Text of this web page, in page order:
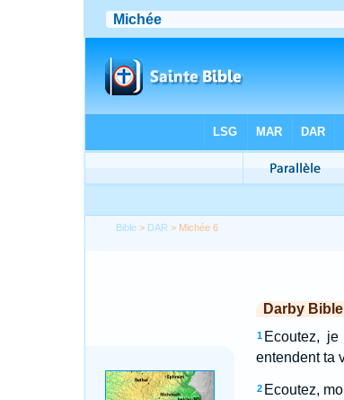
Bible > DAR > Michée 6
Darby Bible
1 Ecoutez,
entendent ta
2 Ecoutez,